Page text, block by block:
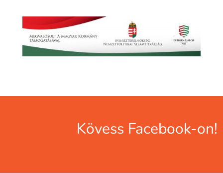
Kövess Facebook-on!